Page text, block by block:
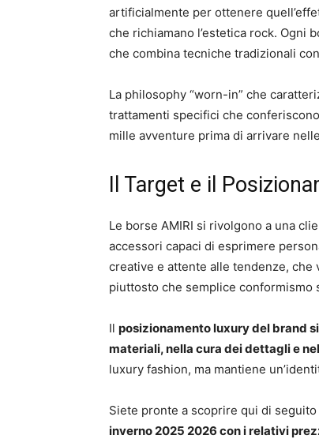
artificialmente per ottenere
che richiamano l’estetica rock. Ogni
che combina tecniche tradizionali
La philosophy “worn-in” che
trattamenti specifici che
mille avventure prima di arrivare
Il Target e il
Le borse AMIRI si rivolgono a una
accessori capaci di esprimere
creative e attente alle tendenze, che
piuttosto che semplice conformismo
Il posizionamento luxury del brand
materiali, nella cura dei dettagli e
luxury fashion, ma mantiene
Siete pronte a scoprire qui di
inverno 2025 2026 con i relativi